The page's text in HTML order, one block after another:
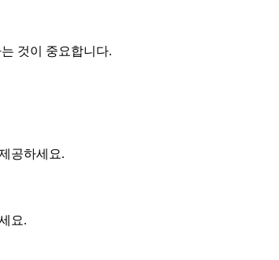
것이 중요합니다.
공하세요.
요.